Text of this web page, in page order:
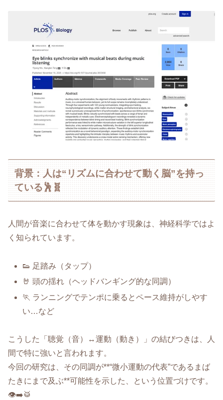
背景：人は“リズムに合わせて動く脳”を持っ
ている🕺🧬
人間が音楽に合わせて体を動かす現象は、神経科学ではよ
く知られています。
👟 足踏み（タップ）
🤘 頭の揺れ（ヘッドバンギング的な同調）
🏃 ランニングでテンポに乗るとペース維持がしやす
い…など
こうした「聴覚（音）↔運動（動き）」の結びつきは、人
間で特に強いと言われます。
今回の研究は、その同調が**“微小運動の代表”であるまば
たきにまで及ぶ**可能性を示した、という位置づけです。
👁️➡️🥁